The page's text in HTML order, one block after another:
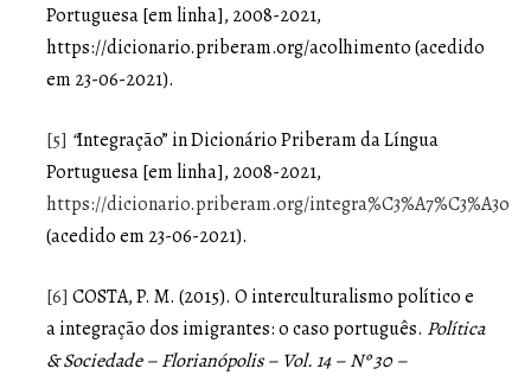
Portuguesa [em linha], 2008-2021,
https://dicionario.priberam.org/acolhimento (acedido
em 23-06-2021).
[5] “Integração” in Dicionário Priberam da Língua
Portuguesa [em linha], 2008-2021,
https://dicionario.priberam.org/integra%C3%A7%C3%A3o
(acedido em 23-06-2021).
[6] COSTA, P. M. (2015). O interculturalismo político e
a integração dos imigrantes: o caso português. Política
& Sociedade – Florianópolis – Vol. 14 – Nº 30 –